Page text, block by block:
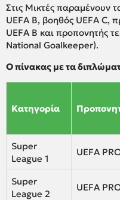
Στις Μικτές παραμένουν
UEFA B, βοηθός UEFA C,
UEFA B και προπονητής
National Goalkeeper).
Ο πίνακας με τα
Κατηγορία
Super
League 1
UEFA
Super
League 2
UEFA